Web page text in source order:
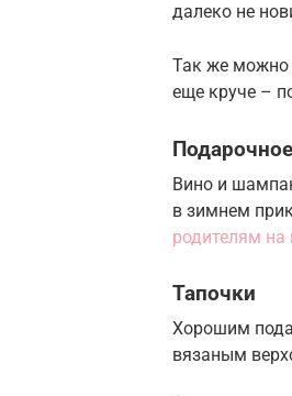
далеко не
Так же можно
еще круче –
Вино и
в зимнем
родителям на
Тапочки
Хорошим
вязаным